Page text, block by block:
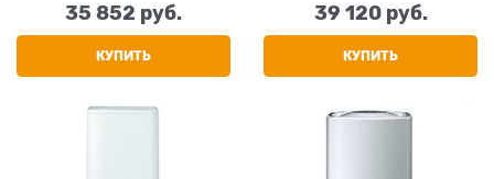
35 852 руб.
КУПИТЬ
39 120 руб.
КУПИТЬ